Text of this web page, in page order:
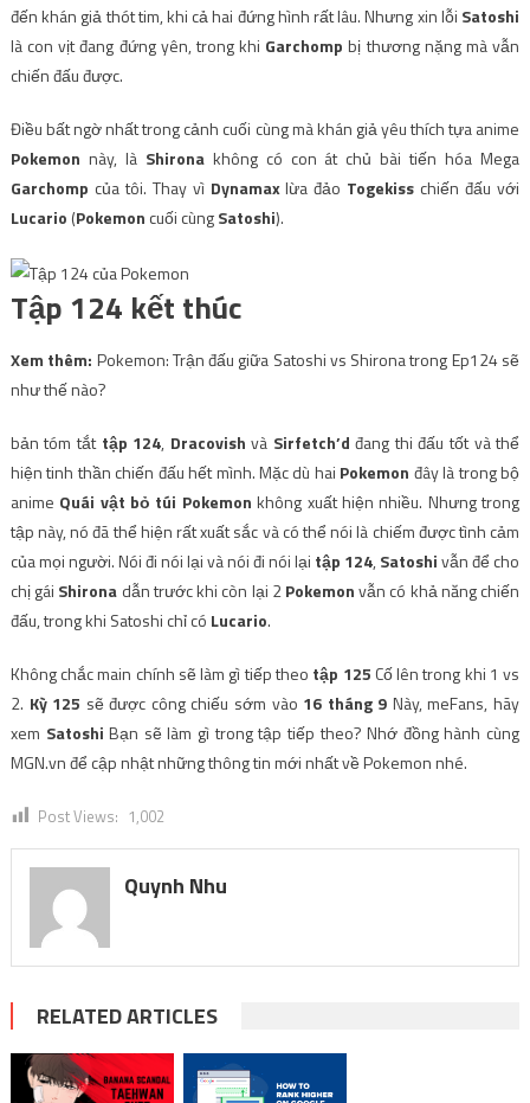
đến khán giả thót tim, khi cả hai đứng hình rất lâu. Nhưng xin lỗi Satoshi
là con vịt đang đứng yên, trong khi Garchomp bị thương nặng mà vẫn
chiến đấu được.
Điều bất ngờ nhất trong cảnh cuối cùng mà khán giả yêu thích tựa anime
Pokemon này, là Shironakhông có con át chủ bài tiến hóa Mega
Garchomp của tôi. Thay vì Dynamaxlừa đảo Togekiss chiến đấu với
Lucario (Pokemon cuối cùngSatoshi).
Tập 124 kết thúc
Xem thêm: Pokemon: Trận đấu giữa Satoshi vs Shirona trong Ep124 sẽ
như thế nào?
bản tóm tắt tập 124, Dracovish và Sirfetch’d đang thi đấu tốt và thể
hiện tinh thần chiến đấu hết mình. Mặc dù hai Pokemon đây là trong bộ
anime Quái vật bỏ túi Pokemon không xuất hiện nhiều. Nhưng trong
tập này, nó đã thể hiện rất xuất sắc và có thể nói là chiếm được tình cảm
của mọi người. Nói đi nói lại và nói đi nói lại tập 124,Satoshivẫn để cho
chị gái Shirona dẫn trước khi còn lại 2Pokemonvẫn có khả năng chiến
đấu, trong khi Satoshi chỉ có Lucario.
Không chắc main chính sẽ làm gì tiếp theo tập 125 Cố lên trong khi 1 vs
2. Kỳ 125 sẽ được công chiếu sớm vào 16 tháng 9 Này, meFans, hãy
xem Satoshi Bạn sẽ làm gì trong tập tiếp theo? Nhớ đồng hành cùng
MGN.vn để cập nhật những thông tin mới nhất về Pokemon nhé.
Post Views: 1,002
Quynh Nhu
RELATED ARTICLES